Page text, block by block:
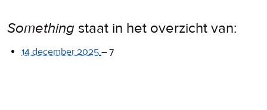
Something staat in het overzicht van:
14 december 2025 – 7